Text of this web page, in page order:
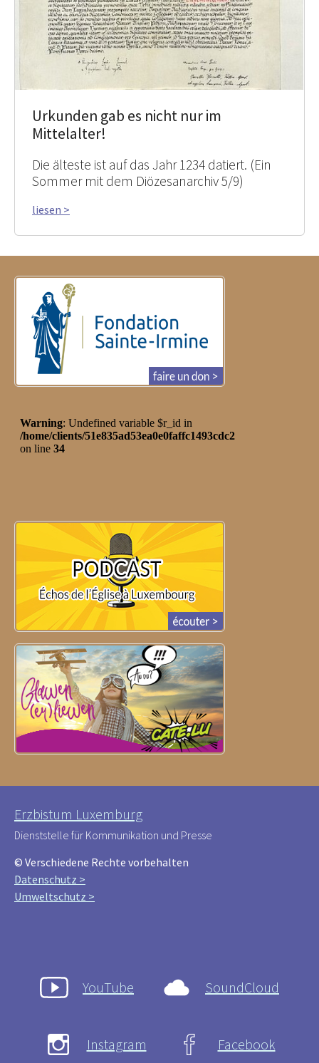
Urkunden gab es nicht nur im
Mittelalter!
Die älteste ist auf das Jahr 1234 datiert. (Ein
Sommer mit dem Diözesanarchiv 5/9)
liesen >
Erzbistum Luxemburg
Dienststelle für Kommunikation und Presse
© Verschiedene Rechte vorbehalten
Datenschutz >
Umweltschutz >
YouTube SoundCloud
Instagram Facebook